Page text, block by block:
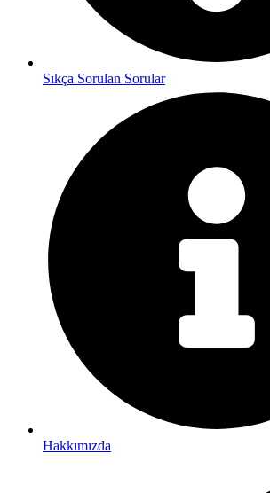
Sıkça Sorulan Sorular
Hakkımızda